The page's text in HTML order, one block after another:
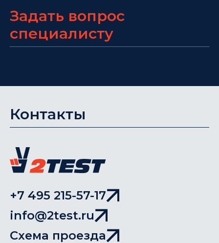
Задать вопрос
специалисту
Контакты
+7 495 215-57-17
info@2test.ru
Схема проезда